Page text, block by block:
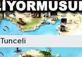
Tunceli